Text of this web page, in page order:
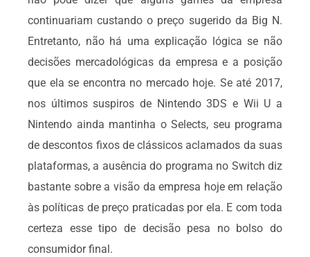
continuariam custando o preço sugerido da Big N.
Entretanto, não há uma explicação lógica se não
decisões mercadológicas da empresa e a posição
que ela se encontra no mercado hoje. Se até 2017,
nos últimos suspiros de Nintendo 3DS e Wii U a
Nintendo ainda mantinha o Selects, seu programa
de descontos fixos de clássicos aclamados da suas
plataformas, a ausência do programa no Switch diz
bastante sobre a visão da empresa hoje em relação
às políticas de preço praticadas por ela. E com toda
certeza esse tipo de decisão pesa no bolso do
consumidor final.